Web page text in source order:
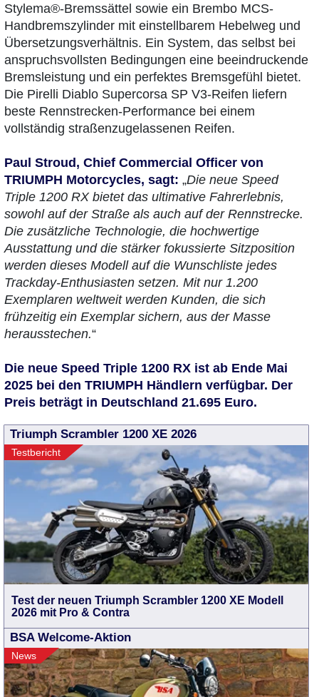
Stylema®-Bremssättel sowie ein Brembo MCS-
Handbremszylinder mit einstellbarem Hebelweg und
Übersetzungsverhältnis. Ein System, das selbst bei
anspruchsvollsten Bedingungen eine beeindruckende
Bremsleistung und ein perfektes Bremsgefühl bietet.
Die Pirelli Diablo Supercorsa SP V3-Reifen liefern
beste Rennstrecken-Performance bei einem
vollständig straßenzugelassenen Reifen.
Paul Stroud, Chief Commercial Officer von
TRIUMPH Motorcycles, sagt: „Die neue Speed
Triple 1200 RX bietet das ultimative Fahrerlebnis,
sowohl auf der Straße als auch auf der Rennstrecke.
Die zusätzliche Technologie, die hochwertige
Ausstattung und die stärker fokussierte Sitzposition
werden dieses Modell auf die Wunschliste jedes
Trackday-Enthusiasten setzen. Mit nur 1.200
Exemplaren weltweit werden Kunden, die sich
frühzeitig ein Exemplar sichern, aus der Masse
herausstechen.“
Die neue Speed Triple 1200 RX ist ab Ende Mai
2025 bei den TRIUMPH Händlern verfügbar. Der
Preis beträgt in Deutschland 21.695 Euro.
Triumph Scrambler 1200 XE 2026
Testbericht
Test der neuen Triumph Scrambler 1200 XE Modell
2026 mit Pro & Contra
BSA Welcome-Aktion
News